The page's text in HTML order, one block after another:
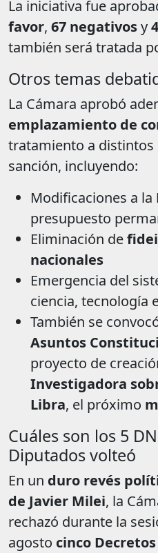
La iniciativa fue
favor, 67 negativosy
también será tratada
Otros temas
La Cámara aprobó
emplazamiento de
tratamiento a distintos
sanción, incluyendo:
Modificaciones a la
presupuesto
Eliminación de
nacionales
Emergencia del
ciencia, tecnología
También se
Asuntos
proyecto de
Investigadora
Libra, el próximo
Cuáles son los 5
Diputados volteó
En un duro revés
de Javier Milei, la
rechazó durante la
agosto cinco